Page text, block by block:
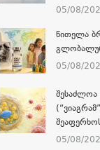
05/08/
ᲬᲘᲗᲔᲚᲐ
05/08/
05/08/